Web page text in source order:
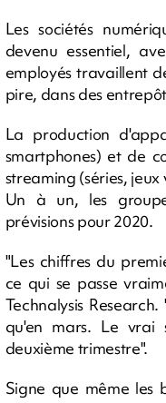
Les sociétés
devenu essentiel,
employés travaillent
pire, dans des
La production
smartphones) et de
streaming (séries,
Un à un, les
prévisions pour 2020.
"Les chiffres du
ce qui se passe
Technalysis
qu'en mars. Le vrai
deuxième trimestre".
Signe que même les